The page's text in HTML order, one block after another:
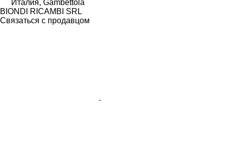
Италия, Gambettola
BIONDI RICAMBI SRL
Связаться с продавцом